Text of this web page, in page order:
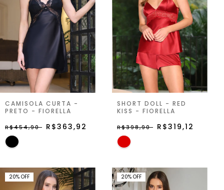
CAMISOLA CURTA -
PRETO - FIORELLA
R$454,90 R$363,92
SHORT DOLL - RED
KISS - FIORELLA
R$398,90 R$319,12
20% OFF 20% OFF